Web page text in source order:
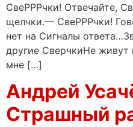
СвеРРРчки! Отвечайте,
щелчки.— СвеРРРчки!
нет на Сигналы
другие СверчкиНе живут
мне […]
Андрей
Страшный